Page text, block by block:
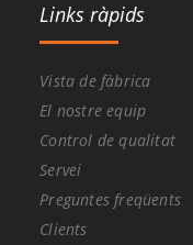
Links ràpids
Vista de fàbrica
El nostre equip
Control de qualitat
Servei
Preguntes freqüents
Clients